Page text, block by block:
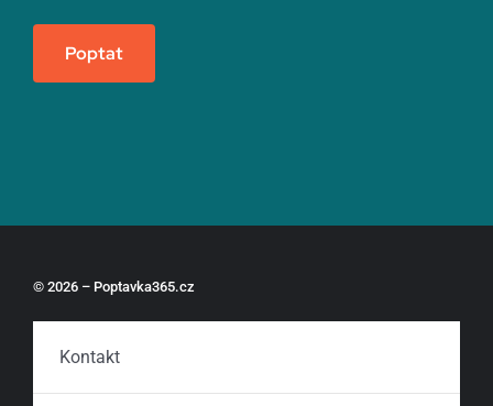
Poptat
© 2026 – Poptavka365.cz
Kontakt